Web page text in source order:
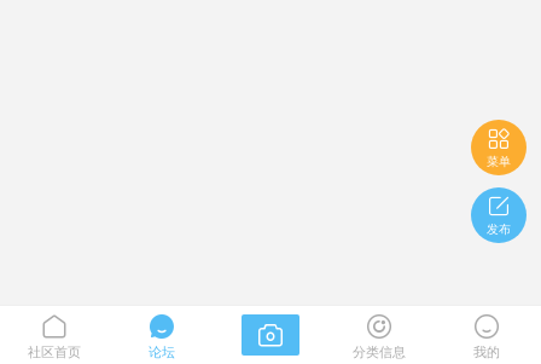

菜单

发布

社区首页

论坛
 
分类信息

我的